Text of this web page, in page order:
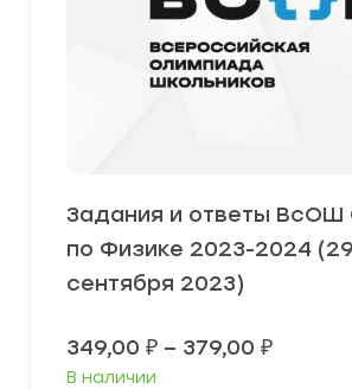
Задания и ответы ВсОШ
по Физике 2023-2024 (29
сентября 2023)
349,00 ₽ – 379,00 ₽
В наличии